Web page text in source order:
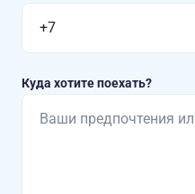
Куда хотите поехать?